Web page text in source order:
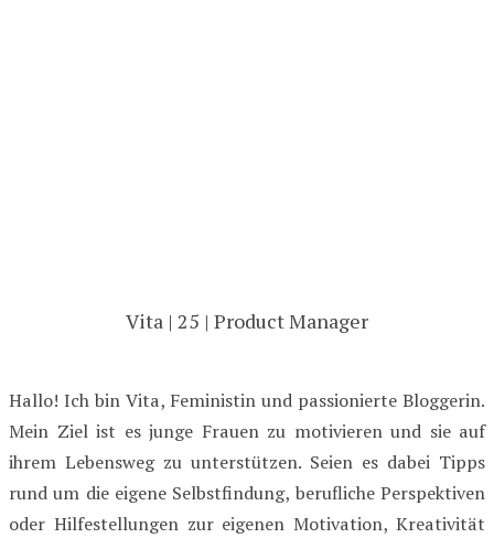
Vita | 25 | Product Manager
Hallo! Ich bin Vita, Feministin und passionierte Bloggerin.
Mein Ziel ist es junge Frauen zu motivieren und sie auf
ihrem Lebensweg zu unterstützen. Seien es dabei Tipps
rund um die eigene Selbstfindung, berufliche Perspektiven
oder Hilfestellungen zur eigenen Motivation, Kreativität